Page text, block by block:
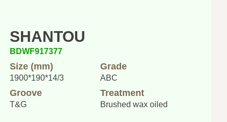
SHANTOU
BDWF917377
Size (mm)
1900*190*14/3
Grade
ABC
Groove
T&G
Treatment
Brushed wax oiled